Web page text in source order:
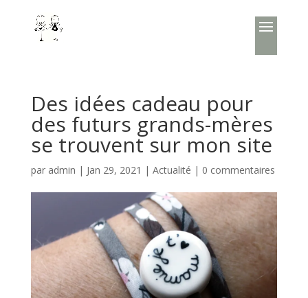
Des idées cadeau pour
des futurs grands-mères
se trouvent sur mon site
par admin | Jan 29, 2021 | Actualité | 0 commentaires